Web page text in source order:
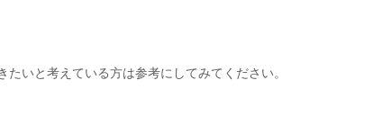
いと考えている方は参考にしてみてください。